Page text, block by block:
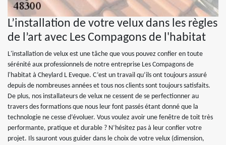
L’installation de votre velux dans les règles
de l’art avec Les Compagons de l'habitat
L'installation de velux est une tâche que vous pouvez confier en toute
sérénité aux professionnels de notre entreprise Les Compagons de
l'habitat à Cheylard L Eveque. C’est un travail qu’ils ont toujours assuré
depuis de nombreuses années et tous nos clients sont toujours satisfaits.
De plus, nos installateurs de velux ne cessent de se perfectionner au
travers des formations que nous leur font passés étant donné que la
technologie ne cesse d’évoluer. Vous voulez avoir une fenêtre de toit très
performante, pratique et durable ? N’hésitez pas à leur confier votre
projet. Ils sauront vous guider dans le choix de votre velux (dimension,